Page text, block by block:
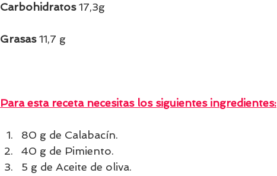
Carbohidratos 17,3g
Grasas 11,7 g
Para esta receta necesitas los siguientes ingredientes:
80 g de Calabacín.
40 g de Pimiento.
5 g de Aceite de oliva.